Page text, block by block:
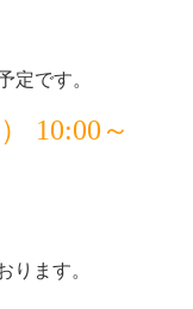
定です。
10:00～
ります。